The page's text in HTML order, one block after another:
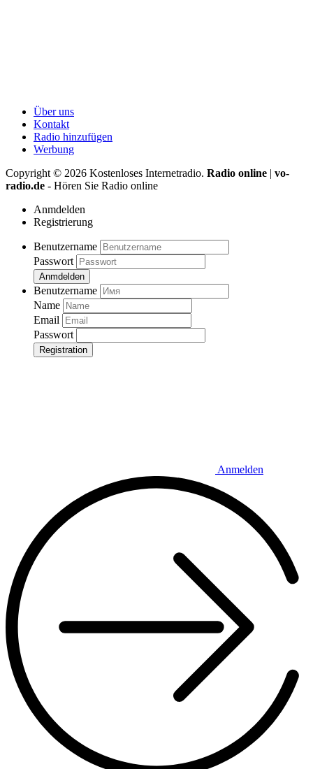
Über uns
Kontakt
Radio hinzufügen
Werbung
Copyright © 2026 Kostenloses Internetradio. Radio online | vo-
radio.de - Hören Sie Radio online
Anmdelden
Registrierung
Benutzername
Passwort
Anmdelden
Benutzername
Name
Email
Passwort
Registration
Anmelden